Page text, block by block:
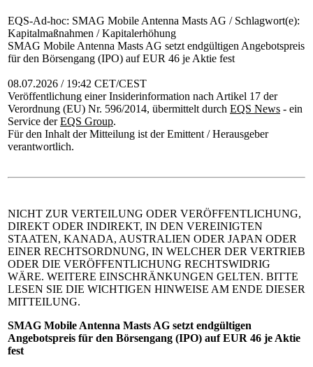
EQS-Ad-hoc: SMAG Mobile Antenna Masts AG / Schlagwort(e):
Kapitalmaßnahmen / Kapitalerhöhung
SMAG Mobile Antenna Masts AG setzt endgültigen Angebotspreis
für den Börsengang (IPO) auf EUR 46 je Aktie fest
08.07.2026 / 19:42 CET/CEST
Veröffentlichung einer Insiderinformation nach Artikel 17 der
Verordnung (EU) Nr. 596/2014, übermittelt durch EQS News - ein
Service derEQS Group.
Für den Inhalt der Mitteilung ist der Emittent / Herausgeber
verantwortlich.
NICHT ZUR VERTEILUNG ODER VERÖFFENTLICHUNG,
DIREKT ODER INDIREKT, IN DEN VEREINIGTEN
STAATEN, KANADA, AUSTRALIEN ODER JAPAN ODER
EINER RECHTSORDNUNG, IN WELCHER DER VERTRIEB
ODER DIE VERÖFFENTLICHUNG RECHTSWIDRIG
WÄRE. WEITERE EINSCHRÄNKUNGEN GELTEN. BITTE
LESEN SIE DIE WICHTIGEN HINWEISE AM ENDE DIESER
MITTEILUNG.
SMAG Mobile Antenna Masts AG setzt endgültigen
Angebotspreis für den Börsengang (IPO) auf EUR 46 je Aktie
fest